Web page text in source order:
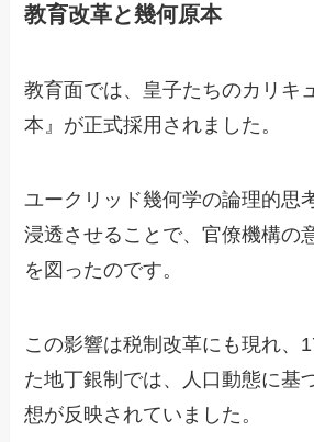
教育改革と幾何原本
教育面では、皇子たちのカリキ
本』が正式採用されました。
ユークリッド幾何学の論理的思
浸透させることで、官僚機構の
を図ったのです。
この影響は税制改革にも現れ、
た地丁銀制では、人口動態に基
想が反映されていました。